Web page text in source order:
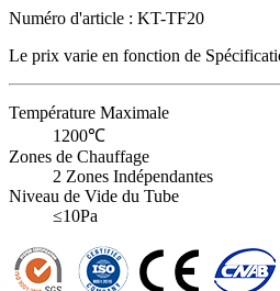
Numéro d'article : KT-TF20
Le prix varie en fonction de
Température Maximale
1200℃
Zones de Chauffage
2 Zones Indépendantes
Niveau de Vide du Tube
≤10Pa